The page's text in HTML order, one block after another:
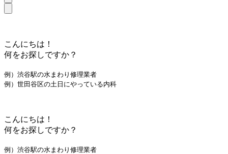
こんにちは！
何をお探しですか？
例）渋谷駅の水まわり修理業者
例）世田谷区の土日にやっている内科
こんにちは！
何をお探しですか？
例）渋谷駅の水まわり修理業者